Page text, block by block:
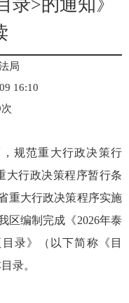
录>的通知》
局
16:10
次
规范重大行政决策行
大行政决策程序暂行条
重大行政决策程序实施
区编制完成《2026年泰
录》（以下简称《目
录。